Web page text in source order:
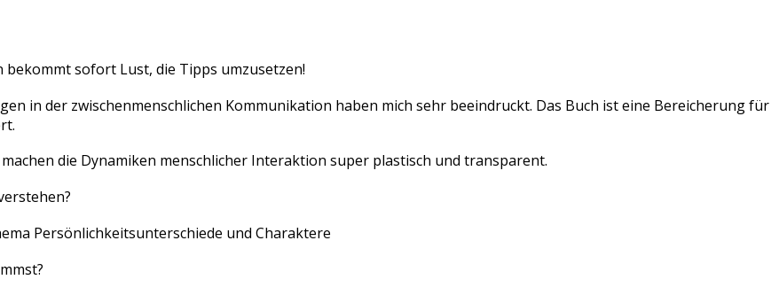
sofort Lust, die Tipps umzusetzen!
in der zwischenmenschlichen Kommunikation haben mich sehr beeindruckt. Das Buch ist eine Bereicherung für
die Dynamiken menschlicher Interaktion super plastisch und transparent.
Persönlichkeitsunterschiede und Charaktere